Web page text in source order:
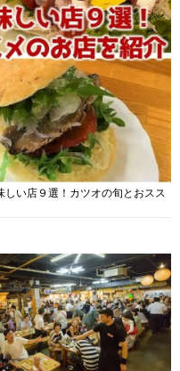
しい店９選！カツオの旬とおスス